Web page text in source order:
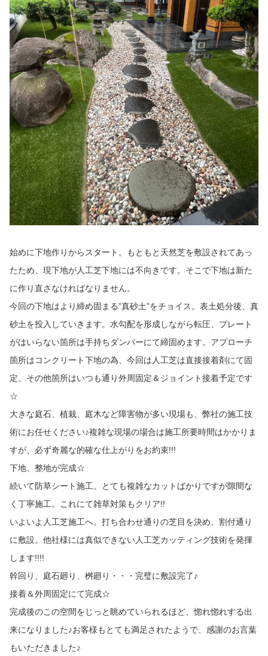
始めに下地作りからスタート。もともと天然芝を敷設されてあっ
たため、現下地が人工芝下地には不向きです。そこで下地は新た
に作り直さなければなりません。
今回の下地はより締め固まる”真砂土”をチョイス。表土処分後、真
砂土を投入していきます。水勾配を形成しながら転圧、プレート
がはいらない箇所は手持ちダンパーにて締固めます。アプローチ
箇所はコンクリート下地の為、今回は人工芝は直接接着剤にて固
定、その他箇所はいつも通り外周固定＆ジョイント接着予定です
☆
大きな庭石、植栽、庭木など障害物が多い現場も、弊社の施工技
術にお任せください♪複雑な現場の場合は施工所要時間はかかりま
すが、必ず奇麗な的確な仕上がりをお約束!!!
下地、整地が完成☆
続いて防草シート施工。とても複雑なカットばかりですが隙間な
く丁寧施工。これにて雑草対策もクリア!!
いよいよ人工芝施工へ。打ち合わせ通りの芝目を決め、割付通り
に敷設。他社様には真似できない人工芝カッティング技術を発揮
します!!!!
幹回り、庭石廻り、桝廻り・・・完璧に敷設完了♪
接着＆外周固定にて完成☆
完成後のこの空間をじっと眺めていられるほど、惚れ惚れする出
来になりました♪お客様もとても満足されたようで、感謝のお言葉
もいただきました♪